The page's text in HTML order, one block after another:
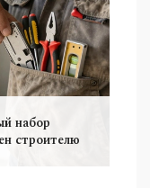
набор
строителю